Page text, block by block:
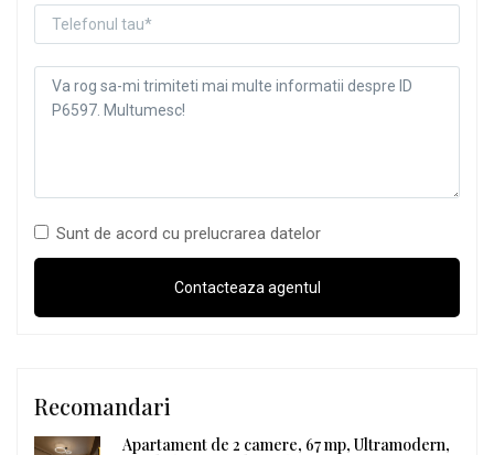
Sunt de acord cu prelucrarea datelor
Recomandari
Apartament de 2 camere, 67 mp, Ultramodern,